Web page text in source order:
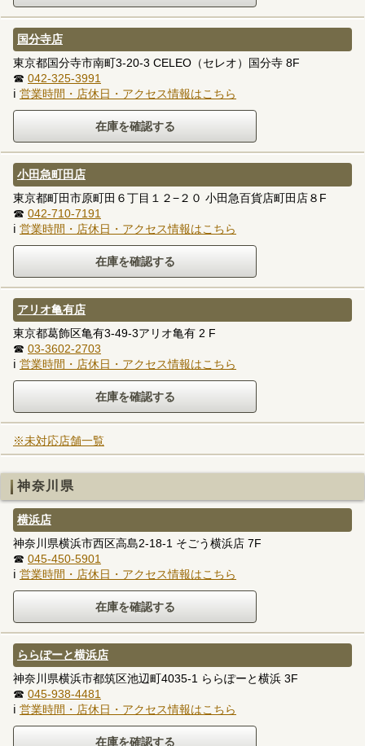
国分寺店
東京都国分寺市南町3-20-3 CELEO（セレオ）国分寺 8F
☎ 042-325-3991
ℹ 営業時間・店休日・アクセス情報はこちら
小田急町田店
東京都町田市原町田６丁目１２−２０ 小田急百貨店町田店８F
☎ 042-710-7191
ℹ 営業時間・店休日・アクセス情報はこちら
アリオ亀有店
東京都葛飾区亀有3-49-3アリオ亀有 2 F
☎ 03-3602-2703
ℹ 営業時間・店休日・アクセス情報はこちら
※未対応店舗一覧
神奈川県
横浜店
神奈川県横浜市西区高島2-18-1 そごう横浜店 7F
☎ 045-450-5901
ℹ 営業時間・店休日・アクセス情報はこちら
ららぽーと横浜店
神奈川県横浜市都筑区池辺町4035-1 ららぽーと横浜 3F
☎ 045-938-4481
ℹ 営業時間・店休日・アクセス情報はこちら